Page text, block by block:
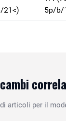
21<)
5p/b/
articoli per il